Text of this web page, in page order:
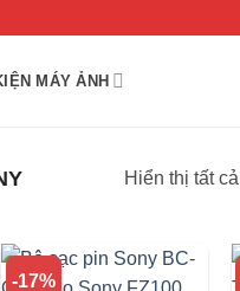
MÁY ẢNH
Hiển thị tất
-17%